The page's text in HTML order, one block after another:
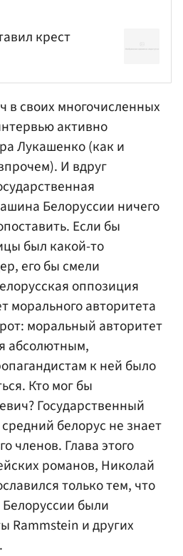
крест
в своих многочисленных
активно
Лукашенко (как и
И вдруг
Белоруссии ничего
Если бы
был какой-то
его бы смели
оппозиция
морального авторитета
моральный авторитет
абсолютным,
к ней было
Кто мог бы
Государственный
белорус не знает
членов. Глава этого
романов, Николай
только тем, что
были
Rammstein и других